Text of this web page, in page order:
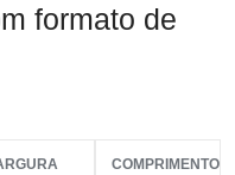
formato de
COMPRIMENTO